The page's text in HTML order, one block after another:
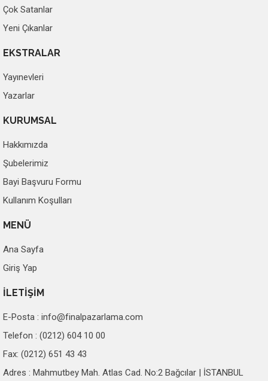
Çok Satanlar
Yeni Çıkanlar
EKSTRALAR
Yayınevleri
Yazarlar
KURUMSAL
Hakkımızda
Şubelerimiz
Bayi Başvuru Formu
Kullanım Koşulları
MENÜ
Ana Sayfa
Giriş Yap
İLETİŞİM
E-Posta : info@finalpazarlama.com
Telefon : (0212) 604 10 00
Fax: (0212) 651 43 43
Adres : Mahmutbey Mah. Atlas Cad. No:2 Bağcılar | İSTANBUL